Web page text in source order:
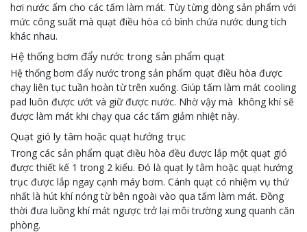
hơi nước ẩm cho các tấm làm mát. Tùy từng dòng sản phẩm với
mức công suất mà quạt điều hòa có bình chứa nước dung tích
khác nhau.
Hệ thống bơm đẩy nước trong sản phẩm quạt
Hệ thống bơm đẩy nước trong sản phẩm quạt điều hòa được
chạy liên tục tuần hoàn từ trên xuống. Giúp tấm làm mát cooling
pad luôn được ướt và giữ được nước. Nhờ vậy mà không khí sẽ
được làm mát khi chạy qua các tấm giảm nhiệt này.
Quạt gió ly tâm hoặc quạt hướng trục
Trong các sản phẩm quạt điều hòa đều được lắp một quạt gió
được thiết kế 1 trong 2 kiểu. Đó là quạt ly tâm hoặc quạt hướng
trục được lắp ngay cạnh máy bơm. Cánh quạt có nhiệm vụ thứ
nhất là hút khí nóng từ bên ngoài vào qua tấm làm mát. Đồng
thời đưa luồng khí mát ngược trở lại môi trường xung quanh căn
phòng.